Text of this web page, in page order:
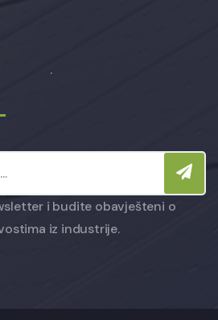
.
i budite obavješteni o
iz industrije.